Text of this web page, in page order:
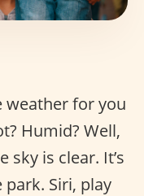
weather for you
Humid? Well,
sky is clear. It’s
Siri, play